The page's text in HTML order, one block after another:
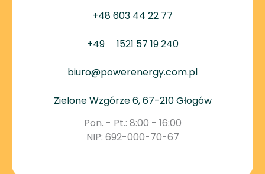
+48 603 44 22 77
+49 1521 57 19 240
biuro@powerenergy.com.pl
Zielone Wzgórze 6, 67-210 Głogów
Pon. - Pt.: 8:00 - 16:00
NIP: 692-000-70-67